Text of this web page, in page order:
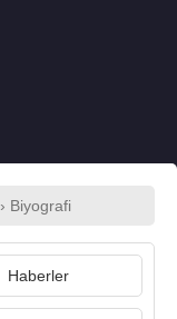
› Biyografi
Haberler